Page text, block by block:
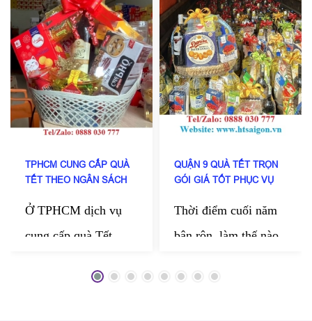
TPHCM CUNG CẤP QUÀ
TẾT THEO NGÂN SÁCH
Ở TPHCM dịch vụ
cung cấp quà Tết
nghiệp của HT Sài
QUẬN 9 QUÀ TẾT TRỌN
GÓI GIÁ TỐT PHỤC VỤ
Thời điểm cuối năm
bận rộn, làm thế nào